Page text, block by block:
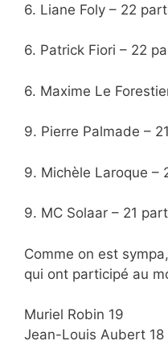
6. Liane Foly – 22
6. Patrick Fiori – 22
6. Maxime Le
9. Pierre Palmade –
9. Michèle Laroque –
9. MC Solaar – 21
Comme on est
qui ont participé au
Muriel Robin 19
Jean-Louis Aubert 18